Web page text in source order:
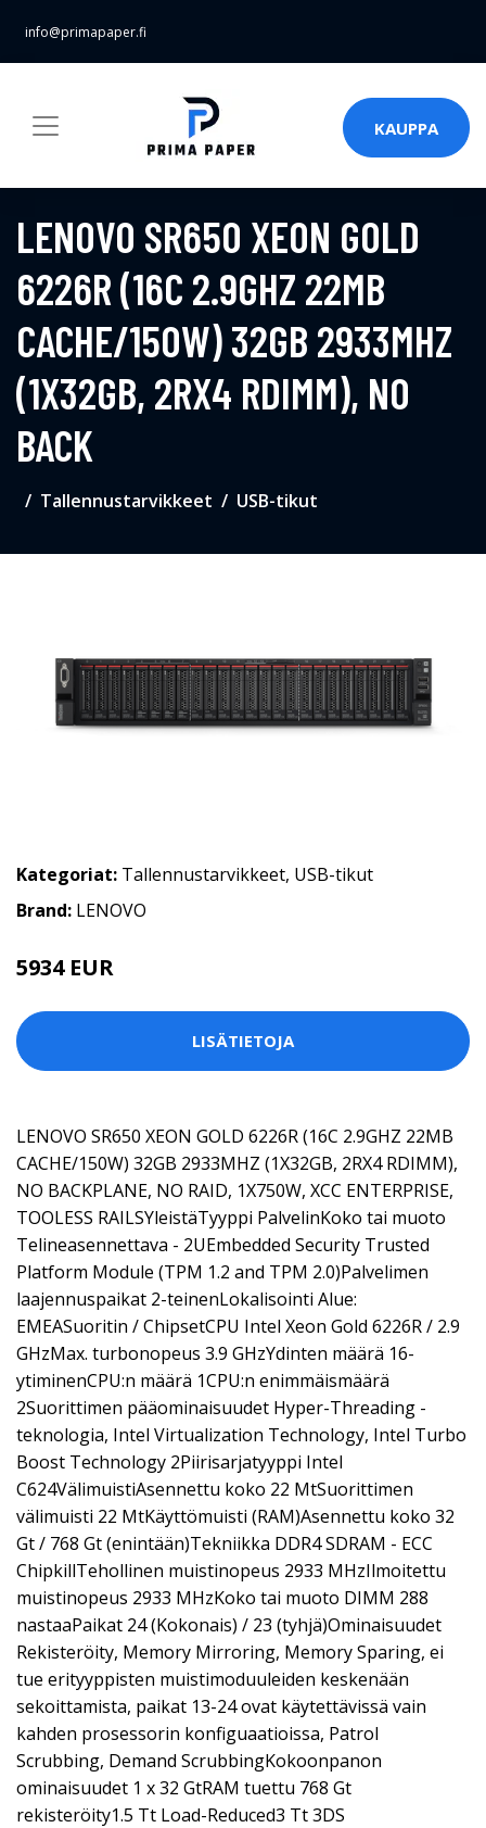
info@primapaper.fi
KAUPPA
LENOVO SR650 XEON GOLD
6226R (16C 2.9GHZ 22MB
CACHE/150W) 32GB 2933MHZ
(1X32GB, 2RX4 RDIMM), NO
BACK
Tallennustarvikkeet USB-tikut
Kategoriat: Tallennustarvikkeet, USB-tikut
Brand: LENOVO
5934 EUR
LISÄTIETOJA
LENOVO SR650 XEON GOLD 6226R (16C 2.9GHZ 22MB
CACHE/150W) 32GB 2933MHZ (1X32GB, 2RX4 RDIMM),
NO BACKPLANE, NO RAID, 1X750W, XCC ENTERPRISE,
TOOLESS RAILSYleistäTyyppi PalvelinKoko tai muoto
Telineasennettava - 2UEmbedded Security Trusted
Platform Module (TPM 1.2 and TPM 2.0)Palvelimen
laajennuspaikat 2-teinenLokalisointi Alue:
EMEASuoritin / ChipsetCPU Intel Xeon Gold 6226R / 2.9
GHzMax. turbonopeus 3.9 GHzYdinten määrä 16-
ytiminenCPU:n määrä 1CPU:n enimmäismäärä
2Suorittimen pääominaisuudet Hyper-Threading -
teknologia, Intel Virtualization Technology, Intel Turbo
Boost Technology 2Piirisarjatyyppi Intel
C624VälimuistiAsennettu koko 22 MtSuorittimen
välimuisti 22 MtKäyttömuisti (RAM)Asennettu koko 32
Gt / 768 Gt (enintään)Tekniikka DDR4 SDRAM - ECC
ChipkillTehollinen muistinopeus 2933 MHzIlmoitettu
muistinopeus 2933 MHzKoko tai muoto DIMM 288
nastaaPaikat 24 (Kokonais) / 23 (tyhjä)Ominaisuudet
Rekisteröity, Memory Mirroring, Memory Sparing, ei
tue erityyppisten muistimoduuleiden keskenään
sekoittamista, paikat 13-24 ovat käytettävissä vain
kahden prosessorin konfiguaatioissa, Patrol
Scrubbing, Demand ScrubbingKokoonpanon
ominaisuudet 1 x 32 GtRAM tuettu 768 Gt
rekisteröity1.5 Tt Load-Reduced3 Tt 3DS